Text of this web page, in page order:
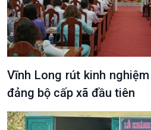
Vĩnh Long rút kinh
đảng bộ cấp xã đầu tiên